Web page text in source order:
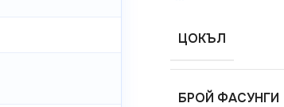
ЦОКЪЛ
БРОЙ ФАСУНГИ